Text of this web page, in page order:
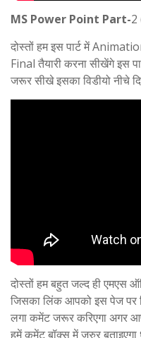
MS Power Point Part-2
दोस्तों हम इस पार्ट में
Final तैयारी करना सीखेंगे इस
जरूर सीखे इसका विडीयो नीचे
दोस्तों हम बहुत जल्द ही एमएस
जिसका लिंक आपको इस पेज पर
लगा कमेंट जरूर करिएगा अगर
हमें कमेंट बॉक्स में जरुर बताइएगा